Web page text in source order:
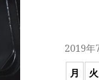
2019年
月
火